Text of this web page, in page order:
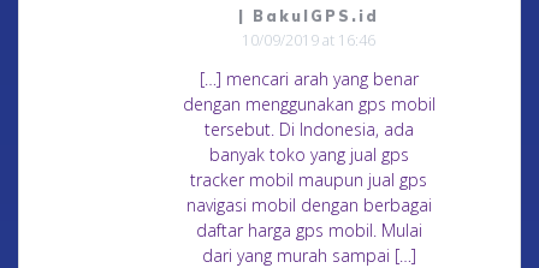
| BakulGPS.id
10/09/2019 at 16:46
[…] mencari arah yang benar
dengan menggunakan gps mobil
tersebut. Di Indonesia, ada
banyak toko yang jual gps
tracker mobil maupun jual gps
navigasi mobil dengan berbagai
daftar harga gps mobil. Mulai
dari yang murah sampai […]